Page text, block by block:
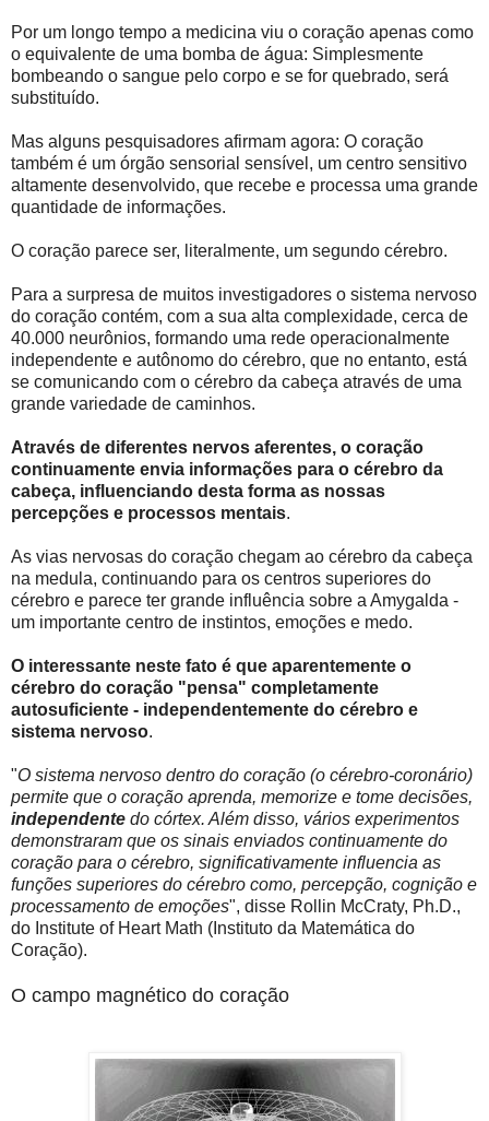
Por um longo tempo a medicina viu o coração apenas como
o equivalente de uma bomba de água: Simplesmente
bombeando o sangue pelo corpo e se for quebrado, será
substituído.
Mas alguns pesquisadores afirmam agora: O coração
também é um órgão sensorial sensível, um centro sensitivo
altamente desenvolvido, que recebe e processa uma grande
quantidade de informações.
O coração parece ser, literalmente, um segundo cérebro.
Para a surpresa de muitos investigadores o sistema nervoso
do coração contém, com a sua alta complexidade, cerca de
40.000 neurônios, formando uma rede operacionalmente
independente e autônomo do cérebro, que no entanto, está
se comunicando com o cérebro da cabeça através de uma
grande variedade de caminhos.
Através de diferentes nervos aferentes, o coração
continuamente envia informações para o cérebro da
cabeça, influenciando desta forma as nossas
percepções e processos mentais.
As vias nervosas do coração chegam ao cérebro da cabeça
na medula, continuando para os centros superiores do
cérebro e parece ter grande influência sobre a Amygalda -
um importante centro de instintos, emoções e medo.
O interessante neste fato é que aparentemente o
cérebro do coração "pensa" completamente
autosuficiente - independentemente do cérebro e
sistema nervoso.
"O sistema nervoso dentro do coração (o cérebro-coronário)
permite que o coração aprenda, memorize e tome decisões,
independente do córtex. Além disso, vários experimentos
demonstraram que os sinais enviados continuamente do
coração para o cérebro, significativamente influencia as
funções superiores do cérebro como, percepção, cognição e
processamento de emoções", disse Rollin McCraty, Ph.D.,
do Institute of Heart Math (Instituto da Matemática do
Coração).
O campo magnético do coração